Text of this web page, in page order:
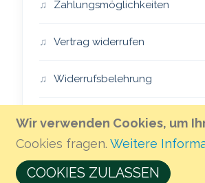
Wir verwenden Cookies, um
Cookies fragen. Weitere
COOKIES ZULASSEN
Zahlungsmöglichkeiten
Vertrag widerrufen
Widerrufsbelehrung
Impressum